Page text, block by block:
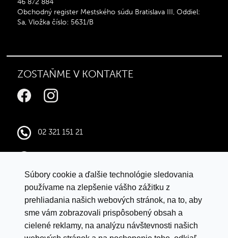
Súbory cookie a ďalšie technológie sledovania
používame na zlepšenie vášho zážitku z
prehliadania našich webových stránok, na to, aby
sme vám zobrazovali prispôsobený obsah a
cielené reklamy, na analýzu návštevnosti našich
Obchodný register Mestského súdu Bratislava III, Oddiel:
Sa, Vložka číslo: 5631/B
ZOSTAŇME V KONTAKTE
02 321 151 21
Google mapy
VYHLÁSENIE O OCHRANE ÚDAJOV
LETNÁ SÚŤAŽ S ISTYLE